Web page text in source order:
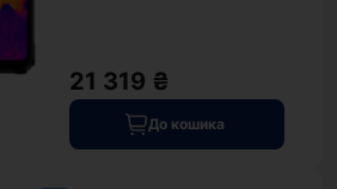
21 319 ₴
До кошика